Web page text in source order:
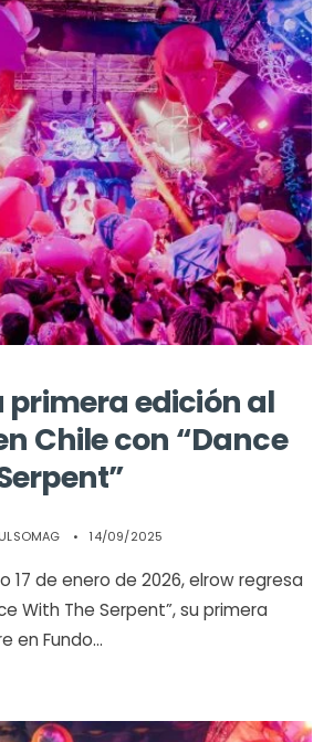
primera edición al
Chile con “Dance
• 14/09/2025
17 de enero de 2026, elrow regresa
With The Serpent”, su primera
en Fundo...